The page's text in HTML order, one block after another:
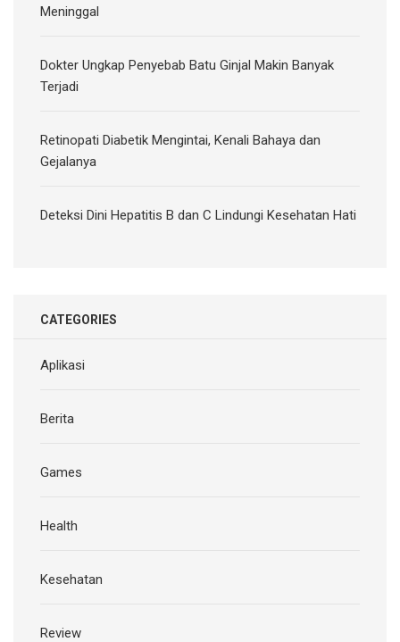
Meninggal
Dokter Ungkap Penyebab Batu Ginjal Makin Banyak
Terjadi
Retinopati Diabetik Mengintai, Kenali Bahaya dan
Gejalanya
Deteksi Dini Hepatitis B dan C Lindungi Kesehatan Hati
CATEGORIES
Aplikasi
Berita
Games
Health
Kesehatan
Review